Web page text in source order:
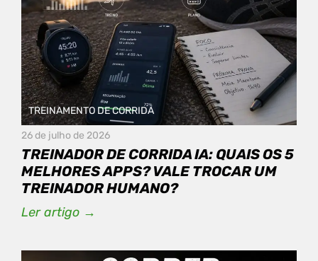
TREINAMENTO DE CORRIDA
26 de julho de 2026
TREINADOR DE CORRIDA IA: QUAIS OS 5
MELHORES APPS? VALE TROCAR UM
TREINADOR HUMANO?
Ler artigo →